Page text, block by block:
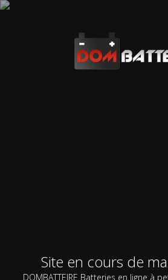
Site en cours de
DOMBATTEIRE Batteries en ligne à